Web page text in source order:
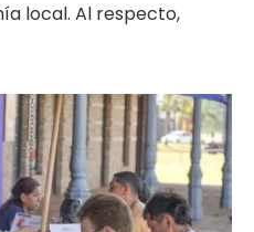
local. Al respecto,